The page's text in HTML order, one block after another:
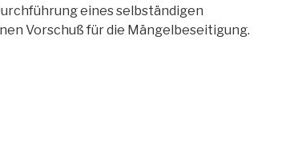
eines selbständigen
Vorschuß für die Mängelbeseitigung.